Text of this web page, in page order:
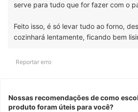
serve para tudo que for fazer com o
Feito isso, é só levar tudo ao forno,
cozinhará lentamente, ficando bem
Reportar erro
Nossas recomendações de como
produto foram úteis para você?